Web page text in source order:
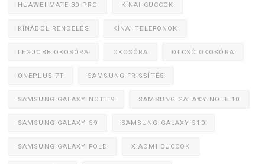
HUAWEI MATE 30 PRO KÍNAI CUCCOK
KÍNÁBÓL RENDELÉS KÍNAI TELEFONOK
LEGJOBB OKOSÓRA OKOSÓRA OLCSÓ OKOSÓRA
ONEPLUS 7T SAMSUNG FRISSÍTÉS
SAMSUNG GALAXY NOTE 9 SAMSUNG GALAXY NOTE 10
SAMSUNG GALAXY S9 SAMSUNG GALAXY S10
SAMSUNG GALAXY FOLD XIAOMI CUCCOK